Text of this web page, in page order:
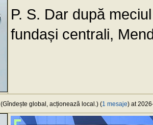
P. S. Dar după
fundași centrali,
(Gîndește global, acționează local.) (1 mesaje) at